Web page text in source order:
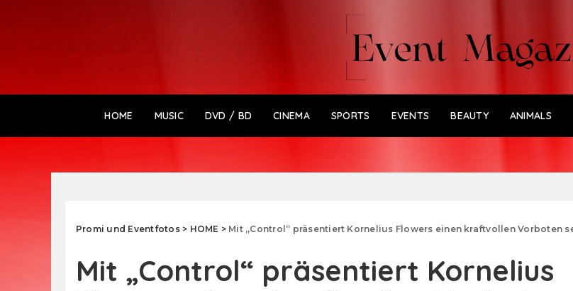
HOME MUSIC DVD / BD CINEMA SPORTS EVENTS BEAUTY ANIMALS
Promi und Eventfotos> HOME > Mit „Control“ präsentiert Kornelius Flowers einen kraftvollen Vorboten seines kommenden Albums „Baby, I!“- VÖ
Mit „Control“ präsentiert Kornelius